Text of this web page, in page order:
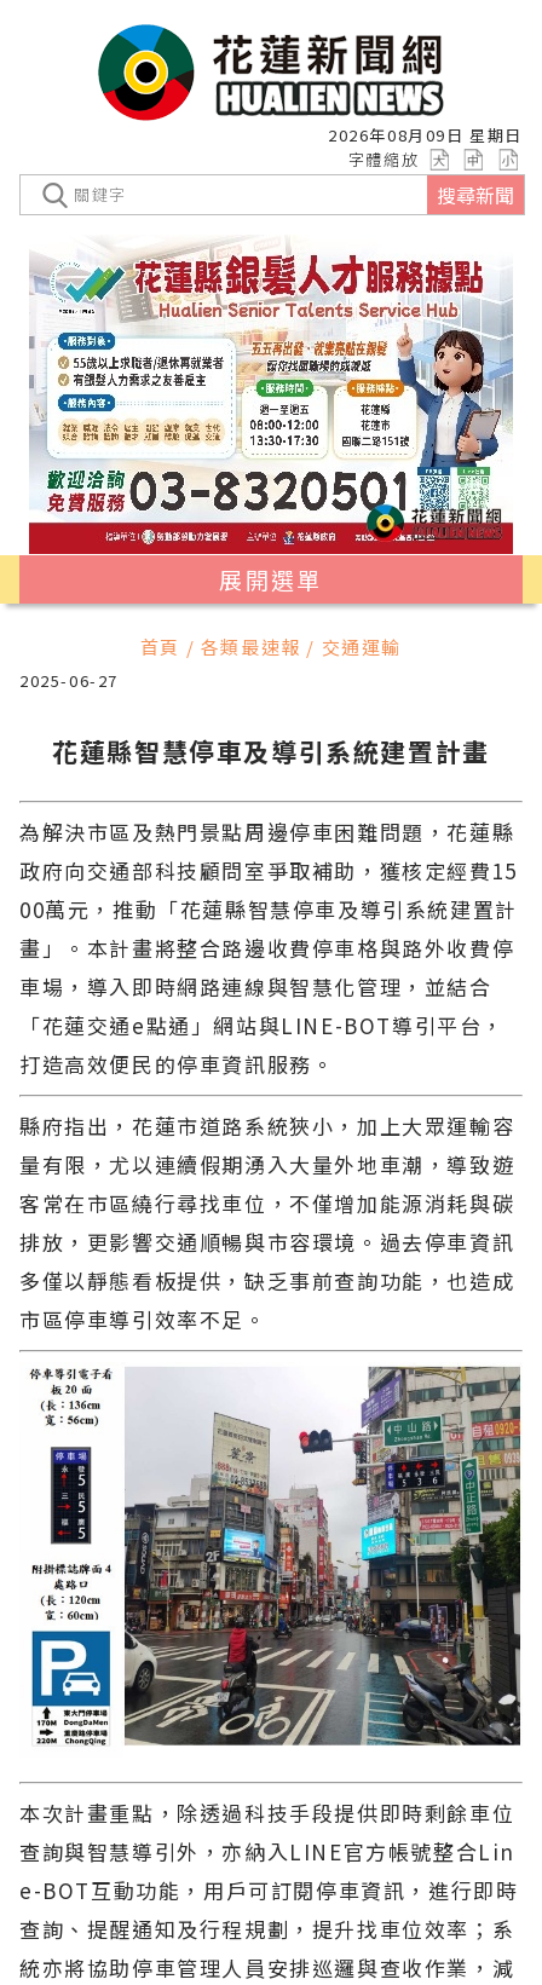
2026年08月09日 星期日
字體縮放
搜尋新聞
展開選單
首頁 / 各類最速報 / 交通運輸
2025-06-27
花蓮縣智慧停車及導引系統建置計畫
為解決市區及熱門景點周邊停車困難問題，花蓮縣
政府向交通部科技顧問室爭取補助，獲核定經費15
00萬元，推動「花蓮縣智慧停車及導引系統建置計
畫」。本計畫將整合路邊收費停車格與路外收費停
車場，導入即時網路連線與智慧化管理，並結合
「花蓮交通e點通」網站與LINE-BOT導引平台，
打造高效便民的停車資訊服務。
縣府指出，花蓮市道路系統狹小，加上大眾運輸容
量有限，尤以連續假期湧入大量外地車潮，導致遊
客常在市區繞行尋找車位，不僅增加能源消耗與碳
排放，更影響交通順暢與市容環境。過去停車資訊
多僅以靜態看板提供，缺乏事前查詢功能，也造成
市區停車導引效率不足。
本次計畫重點，除透過科技手段提供即時剩餘車位
查詢與智慧導引外，亦納入LINE官方帳號整合Lin
e-BOT互動功能，用戶可訂閱停車資訊，進行即時
查詢、提醒通知及行程規劃，提升找車位效率；系
統亦將協助停車管理人員安排巡邏與查收作業，減